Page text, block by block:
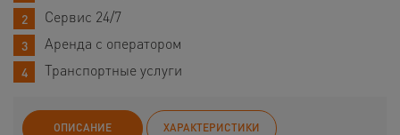
Сервис 24/7
Аренда с оператором
Транспортные услуги
ОПИСАНИЕ ХАРАКТЕРИСТИКИ